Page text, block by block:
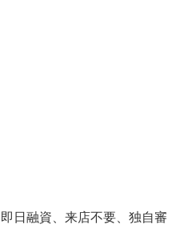
日融資、来店不要、独自審